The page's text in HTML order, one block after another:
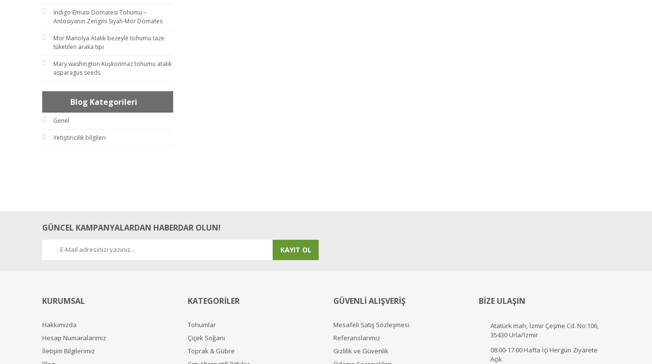
İndigo Elması Domatesi Tohumu –
Antosiyanin Zengini Siyah-Mor Domates
Mor Manolya Atalık bezeyle tohumu taze
tüketilen araka tipi
Mary washington Kuşkonmaz tohumu atalık
asparagus seeds
Blog Kategorileri
Genel
Yetiştiricilik bilgileri
GÜNCEL KAMPANYALARDAN HABERDAR OLUN!
KAYIT OL
KURUMSAL
Hakkımızda
Hesap Numaralarımız
İletişim Bilgilerimiz
KATEGORİLER
Tohumlar
Çiçek Soğanı
Toprak & Gübre
GÜVENLİ ALIŞVERİŞ
Mesafeli Satış Sözleşmesi
Referanslarımız
Gizlilik ve Güvenlik
BİZE ULAŞIN
Atatürk mah, İzmir Çeşme Cd. No:106,
35430 Urla/İzmir
08:00-17:00 Hafta İçi Hergün Ziyarete
Açık